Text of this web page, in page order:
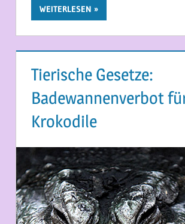
WEITERLESEN
Tierische Gesetze:
Badewannenverbot
Krokodile
30. JUNI 2013
MARTINA BERG